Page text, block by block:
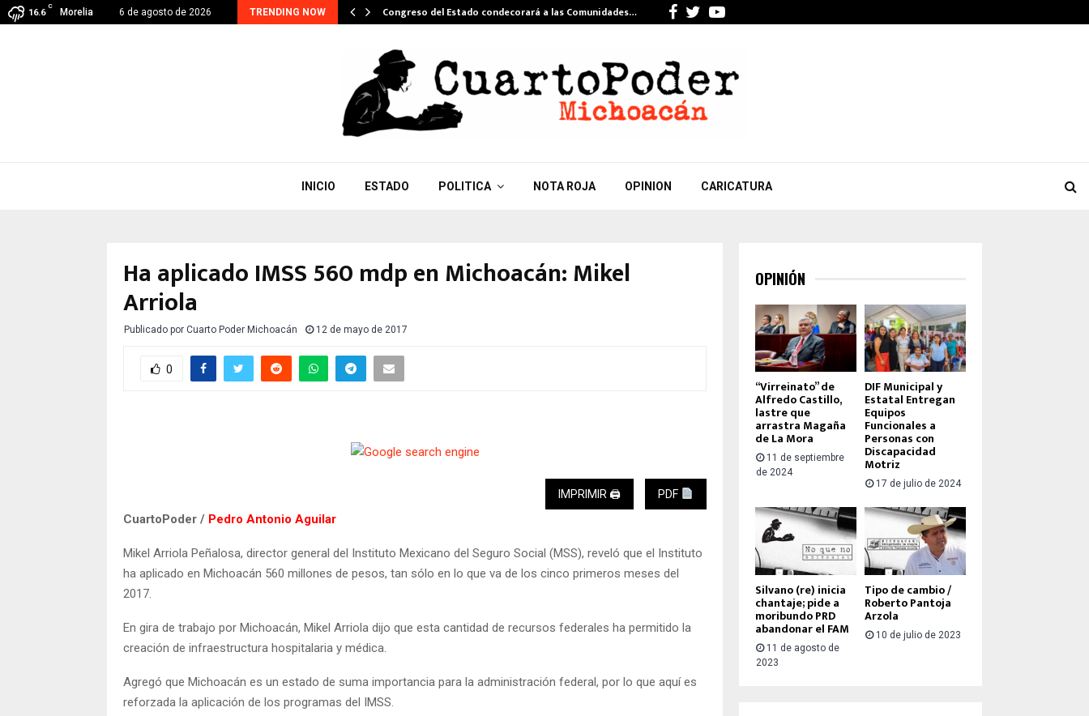
16.6
C
Morelia 6 de agosto de 2026 TRENDING NOW
CONTINUA, EJE PRIORITARIO EN GESTIÓN DE… Congreso del Estado condecorará a las Comunidades… Facebook
TwitterYoutube
INICIO ESTADO POLITICA NOTA ROJA OPINION CARICATURA
Ha aplicado IMSS 560 mdp en Michoacán: Mikel
Arriola
Publicado por Cuarto Poder Michoacán 12 de mayo de 2017
0
IMPRIMIR 🖨 PDF
CuartoPoder / Pedro Antonio Aguilar
Mikel Arriola Peñalosa, director general del Instituto Mexicano del Seguro Social (MSS), reveló que el Instituto
ha aplicado en Michoacán 560 millones de pesos, tan sólo en lo que va de los cinco primeros meses del
2017.
En gira de trabajo por Michoacán, Mikel Arriola dijo que esta cantidad de recursos federales ha permitido la
creación de infraestructura hospitalaria y médica.
Agregó que Michoacán es un estado de suma importancia para la administración federal, por lo que aquí es
reforzada la aplicación de los programas del IMSS.
OPINIÓN
“Virreinato” de
Alfredo Castillo,
lastre que
arrastra Magaña
de La Mora
11 de septiembre
de 2024
DIF Municipal y
Estatal Entregan
Equipos
Funcionales a
Personas con
Discapacidad
Motriz
17 de julio de 2024
Silvano (re) inicia
chantaje; pide a
moribundo PRD
abandonar el FAM
11 de agosto de
2023
Tipo de cambio /
Roberto Pantoja
Arzola
10 de julio de 2023